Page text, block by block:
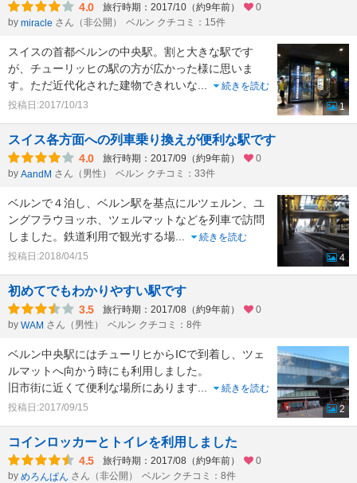
4.0 旅行時期：2017/10（約9年前）
0
by miracle さん（非公開） ベルン クチコミ：15件
スイスの首都ベルンの中央駅。割と大きな駅です
が、チューリッヒの駅の方が広かった様に思いま
す。ただ近代化された建物できれいな
続きを読む
投稿日:2017/10/13
1
スイス各方面への列車乗り換えが便利な駅です
4.0 旅行時期：2017/09（約9年前）
0
by AandM さん（男性） ベルン クチコミ：33件
ベルンで４泊し、ベルン駅を基点にルツェルン、ユ
ングフラウヨッホ、ツェルマットなどを列車で訪問
しました。鉄道利用で観光する場
続きを読む
投稿日:2018/04/15
4
初めてでもわかりやすい駅です
3.5 旅行時期：2017/08（約9年前）
0
by WAM さん（男性） ベルン クチコミ：8件
ベルン中央駅にはチューリヒからICで到着し、ツェ
ルマットへ向かう時にも利用しました。
旧市街に近くて便利な場所にあります
続きを読む
投稿日:2017/09/15
2
コインロッカーとトイレを利用しました
4.5 旅行時期：2017/08（約9年前）
0
by めろんぱん さん（非公開） ベルン クチコミ：8件